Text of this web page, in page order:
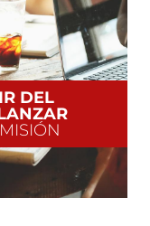
DEL